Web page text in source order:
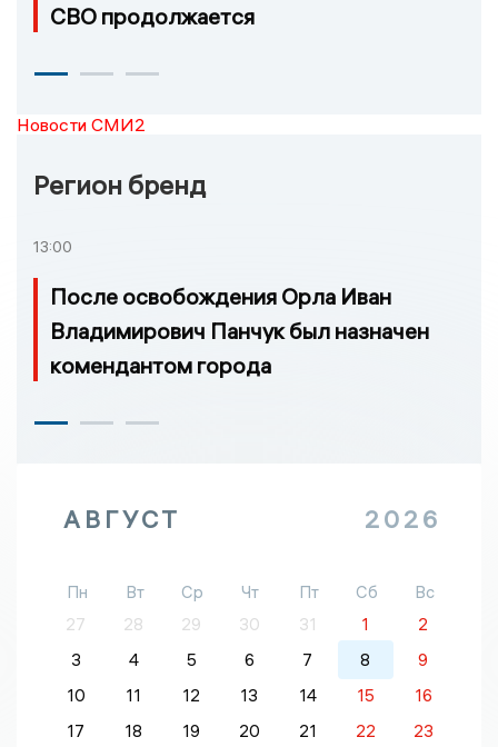
СВО продолжается
Новости СМИ2
Регион бренд
13:00
После освобождения Орла Иван
Владимирович Панчук был назначен
комендантом города
АВГУСТ 2026
Пн Вт Ср Чт Пт Сб
Вс
27
28 29 30 31 1
2
3
4 5 6 7 8
9
10
11 12 13 14 15
16
17
18 19 20 21 22
23